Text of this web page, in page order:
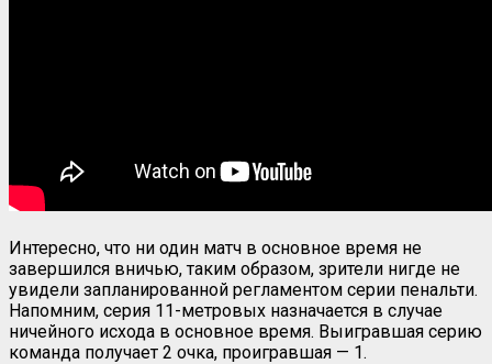
Интересно, что ни один матч в основное время не
завершился вничью, таким образом, зрители нигде не
увидели запланированной регламентом серии пенальти.
Напомним, серия 11-метровых назначается в случае
ничейного исхода в основное время. Выигравшая серию
команда получает 2 очка, проигравшая — 1.